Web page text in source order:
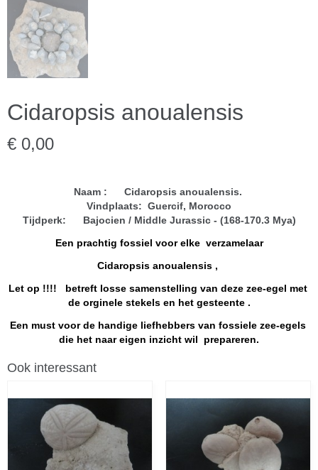
Cidaropsis anoualensis
€ 0,00
Naam : Cidaropsis anoualensis.
Vindplaats: Guercif, Morocco
Tijdperk: Bajocien / Middle Jurassic - (168-170.3 Mya)
Een prachtig fossiel voor elke verzamelaar
Cidaropsis anoualensis ,
Let op !!!! betreft losse samenstelling van deze zee-egel met
de orginele stekels en het gesteente .
Een must voor de handige liefhebbers van fossiele zee-egels
die het naar eigen inzicht wil prepareren.
Ook interessant